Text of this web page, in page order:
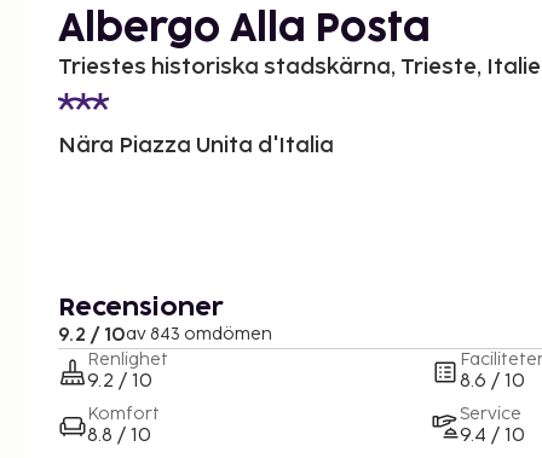
Albergo Alla Posta
Triestes historiska stadskärna, Trieste,
Nära Piazza Unita d'Italia
Recensioner
9.2 / 10av 843 omdömen
Renlighet
9.2 / 10
Komfort
8.8 / 10
8.6 / 10
Service
9.4 / 10